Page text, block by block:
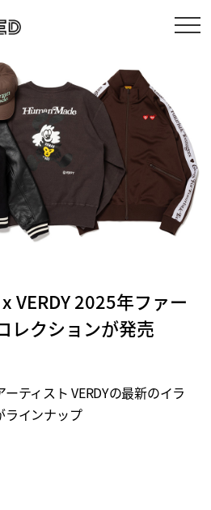
VERDY 2025年ファー
レクションが発売
ティスト VERDYの最新のイラ
ラインナップ